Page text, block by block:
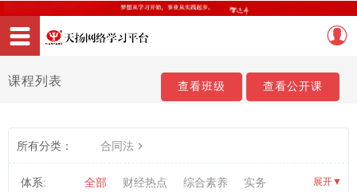
课程列表 查看班级 查看公开课
所有分类： 合同法
展开▼
体系: 全部 财经热点 综合素养 实务